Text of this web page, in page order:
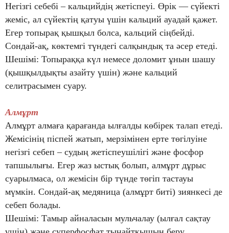
Негізгі себебі – кальцийдің жетіспеуі. Өрік — сүйекті
жеміс, ал сүйектің қатуы үшін кальций ауадай қажет.
Егер топырақ қышқыл болса, кальций сіңбейді.
Сондай-ақ, көктемгі түндегі салқындық та әсер етеді.
Шешімі: Топыраққа күл немесе доломит ұнын шашу
(қышқылдықты азайту үшін) және кальций
селитрасымен суару.
Алмұрт
Алмұрт алмаға қарағанда ылғалды көбірек талап етеді.
Жемісінің піспей жатып, мерзімінен ерте төгілуіне
негізгі себеп – судың жетіспеушілігі және фосфор
тапшылығы. Егер жаз ыстық болып, алмұрт дұрыс
суарылмаса, ол жемісін бір түнде төгіп тастауы
мүмкін. Сондай-ақ медяница (алмұрт биті) зиянкесі де
себеп болады.
Шешімі: Тамыр айналасын мульчалау (ылғал сақтау